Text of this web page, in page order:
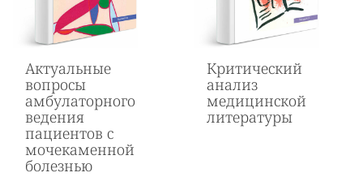
Актуальные
вопросы
амбулаторного
ведения
пациентов с
мочекаменной
болезнью
Критический
анализ
медицинской
литературы